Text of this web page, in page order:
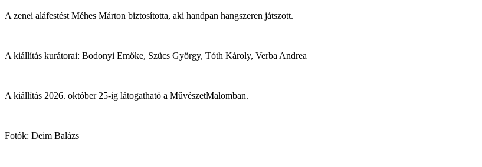
A zenei aláfestést Méhes Márton biztosította, aki handpan hangszeren játszott.
A kiállítás kurátorai: Bodonyi Emőke, Szücs György, Tóth Károly, Verba Andrea
A kiállítás 2026. október 25-ig látogatható a MűvészetMalomban.
Fotók: Deim Balázs